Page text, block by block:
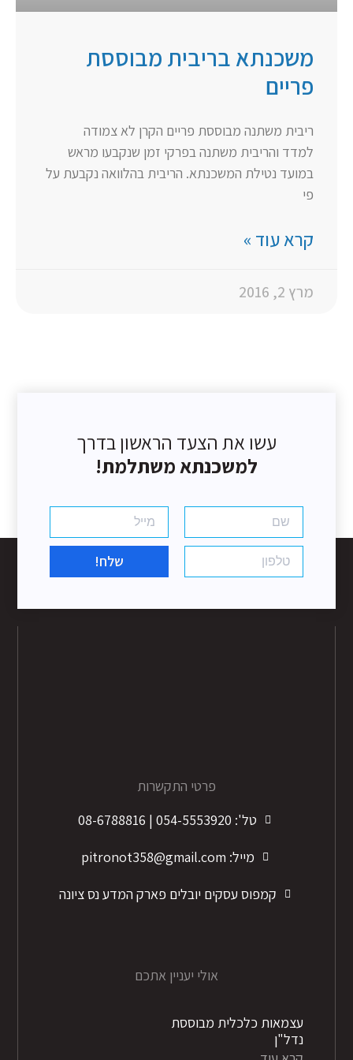
משכנתא בריבית מבוססת
פריים
ריבית משתנה מבוססת פריים הקרן לא צמודה
למדד והריבית משתנה בפרקי זמן שנקבעו מראש
במועד נטילת המשכנתא. הריבית בהלוואה נקבעת על
פי
קרא עוד »
מרץ 2, 2016
עשו את הצעד הראשון בדרך
למשכנתא משתלמת!
שלח!
פרטי התקשרות
טל': 054-5553920 | 08-6788816
מייל: pitronot358@gmail.com
קמפוס עסקים יובלים פארק המדע נס ציונה
אולי יעניין אתכם
עצמאות כלכלית מבוססת
נדל"ן